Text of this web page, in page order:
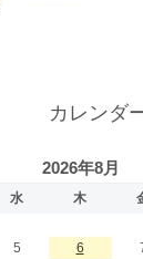
カレンダ
2026年8月
水 木
5 6